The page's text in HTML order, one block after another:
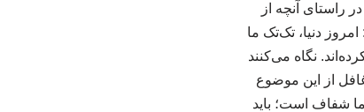
راستای آنچه از
دنیا، تک‌تک ما
نگاه می‌کنند
از این موضوع
شفاف است؛ باید